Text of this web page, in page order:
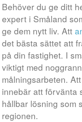
Behöver du ge ditt
expert i Småland
ge dem nytt liv. Att
det bästa sättet att
på din fastighet. I
viktigt med
målningsarbeten.
innebär att förvänta
hållbar lösning som
regionen.